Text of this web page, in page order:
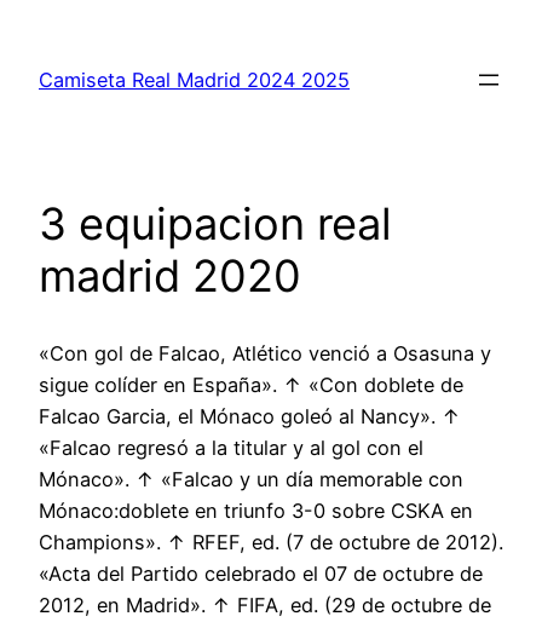
contenido
Camiseta Real Madrid 2024 2025
3 equipacion real
madrid 2020
«Con gol de Falcao, Atlético venció a Osasuna y
sigue colíder en España». ↑ «Con doblete de
Falcao Garcia, el Mónaco goleó al Nancy». ↑
«Falcao regresó a la titular y al gol con el
Mónaco». ↑ «Falcao y un día memorable con
Mónaco:doblete en triunfo 3-0 sobre CSKA en
Champions». ↑ RFEF, ed. (7 de octubre de 2012).
«Acta del Partido celebrado el 07 de octubre de
2012, en Madrid». ↑ FIFA, ed. (29 de octubre de